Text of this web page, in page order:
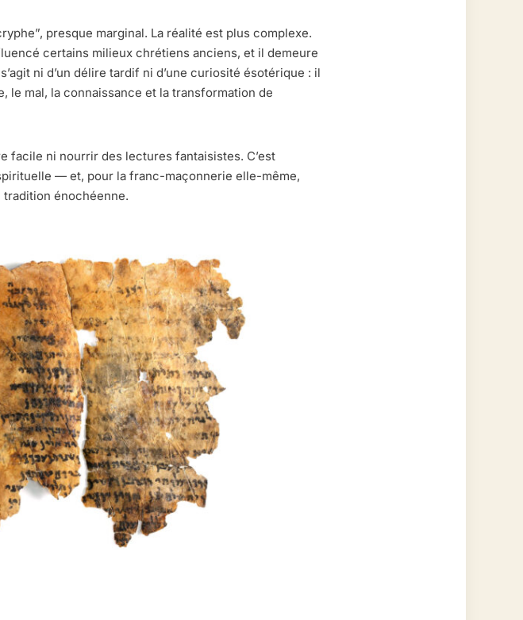
presque marginal. La réalité est plus complexe.
certains milieux chrétiens anciens, et il demeure
ni d’un délire tardif ni d’une curiosité ésotérique : il
le mal, la connaissance et la transformation de
facile ni nourrir des lectures fantaisistes. C’est
— et, pour la franc-maçonnerie elle-même,
énochéenne.